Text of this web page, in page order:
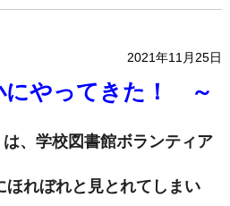
2021年11月25日
にやってきた！ ～
、学校図書館ボランティア
ほれぼれと見とれてしまい